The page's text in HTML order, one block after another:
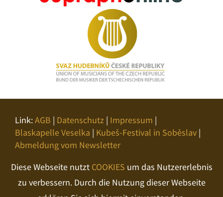
Link:AGB | Datenschutz | Impressum |
Blaskapelle Veselka | Kubeš-Festival in Soběslav |
Abmeldung vom Newsletter
Diese Webseite nutzt COOKIES um das Nutzererlebnis
zu verbessern. Durch die Nutzung dieser Webseite